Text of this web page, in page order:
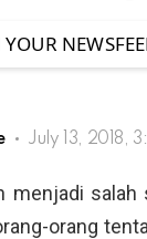
July 13, 2018,
menjadi
orang